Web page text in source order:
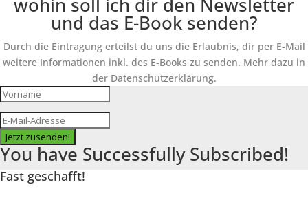
und das E-Book senden?
Durch die Eintragung erteilst du uns die Erlaubnis, dir per E-Mail
weitere Informationen inkl. des E-Books zu senden. Mehr dazu in
der Datenschutzerklärung.
Jetzt zusenden!
You have Successfully Subscribed!
Fast geschafft!